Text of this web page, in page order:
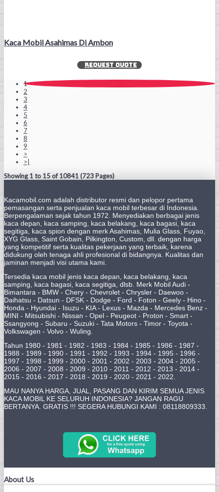
Kaca Mobil Asahimas Di Ambon
REQUEST QUOTE
1
2
3
4
5
6
7
8
9
>
>|
Showing 1 to 15 of 10841 (723 Pages)
Kacamobil.com adalah distributor resmi dan pelopor pertama
pemasangan serta penjualan kaca mobil terbesar di Indonesia.
Berpengalaman sejak tahun 1972. Menyediakan berbagai jenis
kaca depan, kaca samping, kaca belakang, kaca bagasi, kaca
segitiga, kaca spion dengan merk Asahimas, Mulia Glass, Fuyao,
XYG Glass, Saint Gobain, Pilkington, Custom, dll. dengan harga
yang kompetitif serta kualitas pekerjaan yang terbaik, karena
didukung oleh tenaga ahli profesional di bidangnya. Kualitas dan
jaminan menjadi visi utama kami.
Tersedia kaca mobil jenis kaca depan, kaca belakang, kaca
samping, kaca bagasi, kaca segitiga, dlsb. Merk Mobil Audi -
Bimantara - BMW - Chery - Chevrolet - Chrysler - Daewoo -
Daihatsu - Datsun - DFSK - Dodge - Ford - Foton - Geely - Hino -
Honda - Hyundai - Isuzu - KIA - Lexus - Mazda - Mercedes Benz -
MINI - Mitsubishi - Nissan - Opel - Peugeot - Proton - Smart -
Ssangyong - Subaru - Suzuki - Tata Motors - Timor - Toyota -
Volkswagen - Volvo - Wuling.
Tahun 1980 - 1981 - 1982 - 1983 - 1984 - 1985 - 1986 - 1987 -
1988 - 1989 - 1990 - 1991 - 1992 - 1993 - 1994 - 1995 - 1996 -
1997 - 1998 - 1999 - 2000 - 2001 - 2002 - 2003 - 2004 - 2005 -
2006 - 2007 - 2008 - 2009 - 2010 - 2011 - 2012 - 2013 - 2014 -
2015 - 2016 - 2017 - 2018 - 2019 - 2020 - 2021 - 2022.
MAU NANYA HARGA, JUAL, PASANG DAN KIRIM SEMUA JENIS
KACA MOBIL KE SELURUH INDONESIA? JANGAN RAGU
BERTANYA. GRATIS !!! SEGERA HUBUNGI KAMI : 08118809333.
About Us